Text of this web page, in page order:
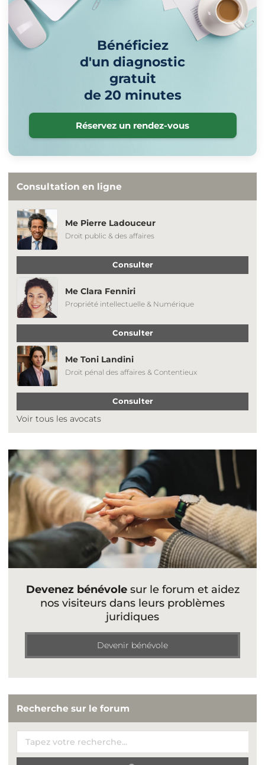
Bénéficiez
d'un diagnostic
gratuit
de 20 minutes
Réservez un rendez-vous
Consultation en ligne
Me Pierre Ladouceur
Droit public & des affaires
Consulter
Me Clara Fenniri
Propriété intellectuelle & Numérique
Consulter
Me Toni Landini
Droit pénal des affaires & Contentieux
Consulter
Voir tous les avocats
Devenez bénévolesur le forum et aidez
nos visiteurs dans leurs problèmes
juridiques
Devenir bénévole
Recherche sur le forum